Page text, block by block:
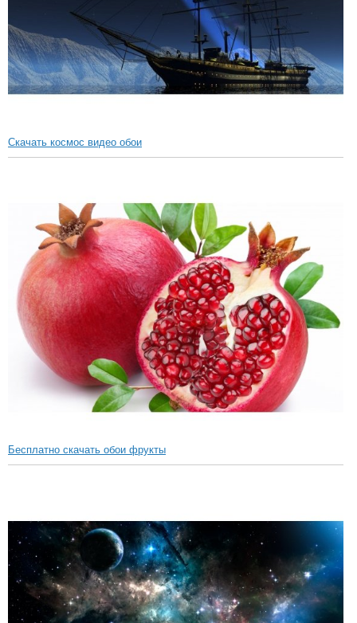
Скачать космос видео обои
Бесплатно скачать обои фрукты